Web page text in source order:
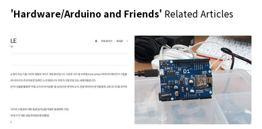
'Hardware/Arduino and Friends' Related Articles